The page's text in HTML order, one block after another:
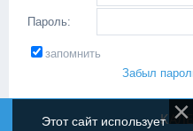
Пароль:
запомнить
Забыл
Этот сайт использует